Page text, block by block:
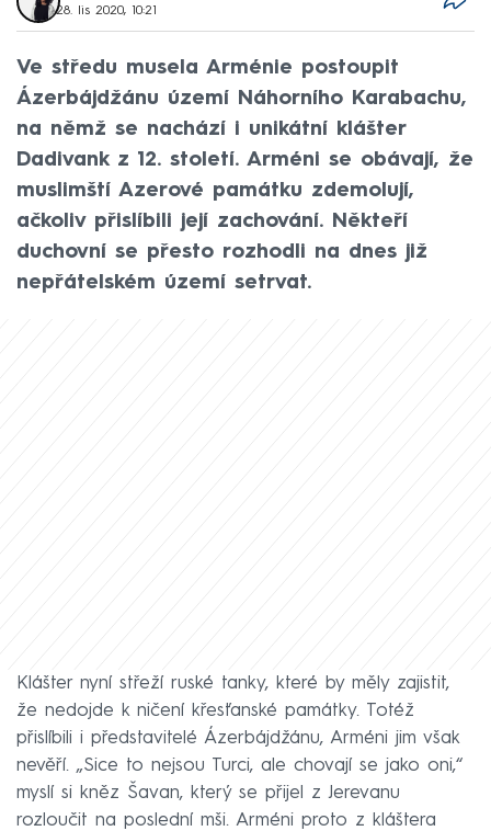
28. lis 2020, 10:21
Ve středu musela Arménie postoupit
Ázerbájdžánu území Náhorního Karabachu,
na němž se nachází i unikátní klášter
Dadivank z 12. století. Arméni se obávají, že
muslimští Azerové památku zdemolují,
ačkoliv přislíbili její zachování. Někteří
duchovní se přesto rozhodli na dnes již
nepřátelském území setrvat.
Klášter nyní střeží ruské tanky, které by měly zajistit,
že nedojde k ničení křesťanské památky. Totéž
přislíbili i představitelé Ázerbájdžánu, Arméni jim však
nevěří. „Sice to nejsou Turci, ale chovají se jako oni,“
myslí si kněz Šavan, který se přijel z Jerevanu
rozloučit na poslední mši. Arméni proto z kláštera